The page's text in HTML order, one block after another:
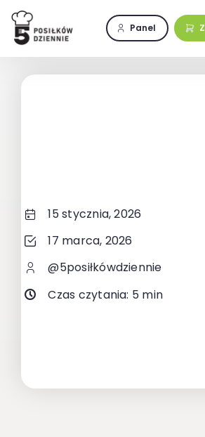
Przejdź
zawartości
Panel
15 stycznia, 2026
17 marca, 2026
@5posiłkówdziennie
Czas czytania: 5 min